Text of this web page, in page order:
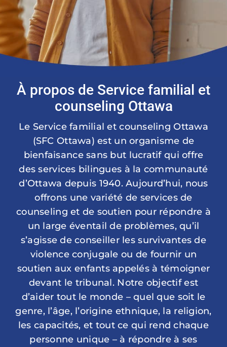
À propos de Service familial et
counseling Ottawa
Le Service familial et counseling Ottawa
(SFC Ottawa) est un organisme de
bienfaisance sans but lucratif qui offre
des services bilingues à la communauté
d’Ottawa depuis 1940. Aujourd’hui, nous
offrons une variété de services de
counseling et de soutien pour répondre à
un large éventail de problèmes, qu’il
s’agisse de conseiller les survivantes de
violence conjugale ou de fournir un
soutien aux enfants appelés à témoigner
devant le tribunal. Notre objectif est
d’aider tout le monde – quel que soit le
genre, l’âge, l’origine ethnique, la religion,
les capacités, et tout ce qui rend chaque
personne unique – à répondre à ses